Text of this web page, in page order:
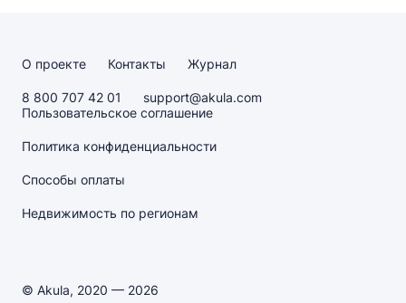
О проекте Контакты Журнал
8 800 707 42 01
support@akula.com
Пользовательское соглашение
Политика конфиденциальности
Способы оплаты
Недвижимость по регионам
© Akula, 2020 — 2026